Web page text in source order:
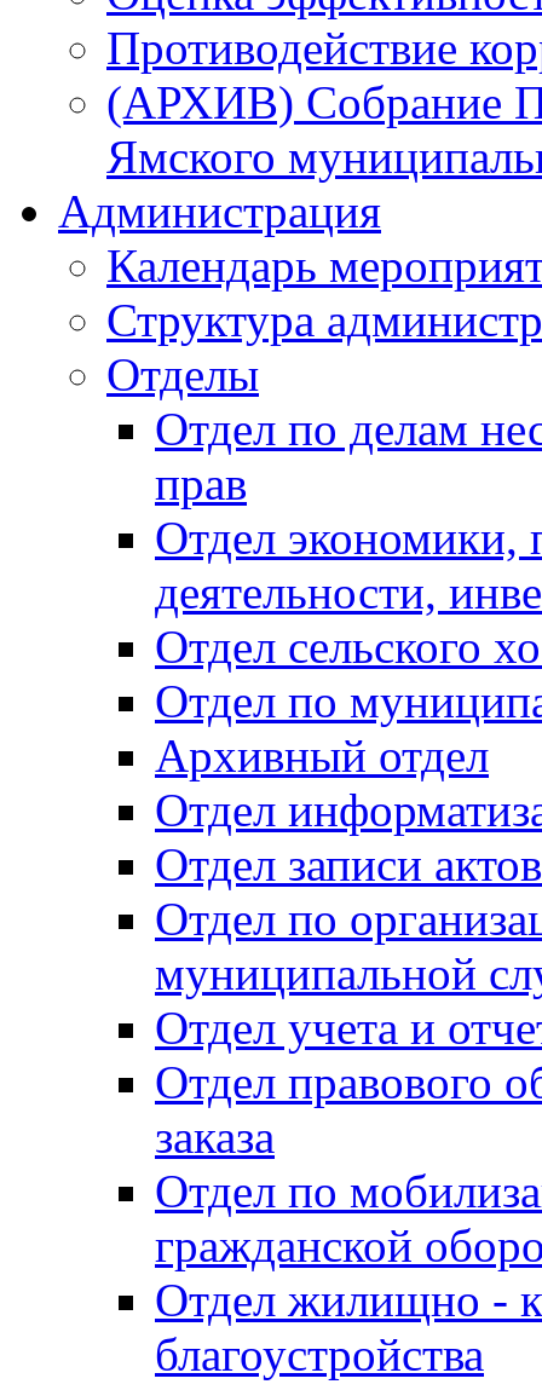
Противодействие
(АРХИВ) Собрание
Ямского
Администрация
Календарь
Структура
Отделы
Отдел по делам
прав
Отдел экономики,
деятельности,
Отдел сельского
Отдел по
Архивный отдел
Отдел
Отдел записи
Отдел по
муниципальной
Отдел учета и
Отдел правового
заказа
Отдел по
гражданской
Отдел жилищно -
благоустройства